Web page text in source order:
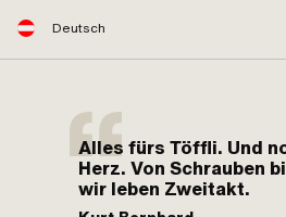
Deutsch
Alles fürs Töffli. Und
Herz. Von Schrauben
wir leben Zweitakt.